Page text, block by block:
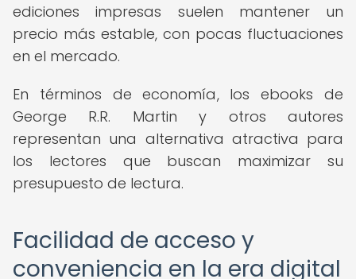
ediciones impresas suelen mantener un
precio más estable, con pocas fluctuaciones
en el mercado.
En términos de economía, los ebooks de
George R.R. Martin y otros autores
representan una alternativa atractiva para
los lectores que buscan maximizar su
presupuesto de lectura.
Facilidad de acceso y
conveniencia en la era digital